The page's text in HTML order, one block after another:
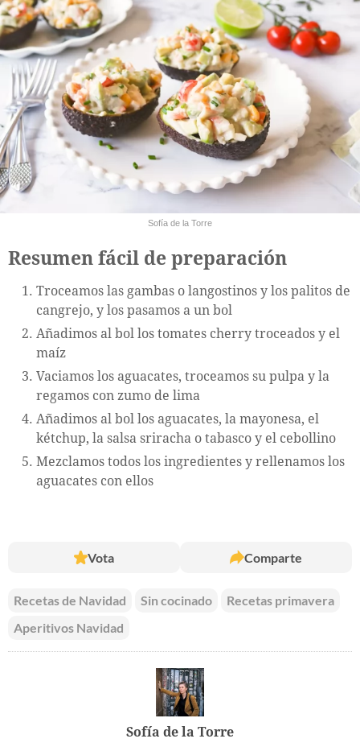
Sofía de la Torre
Resumen fácil de preparación
Troceamos las gambas o langostinos y los palitos de
cangrejo, y los pasamos a un bol
Añadimos al bol los tomates cherry troceados y el
maíz
Vaciamos los aguacates, troceamos su pulpa y la
regamos con zumo de lima
Añadimos al bol los aguacates, la mayonesa, el
kétchup, la salsa sriracha o tabasco y el cebollino
Mezclamos todos los ingredientes y rellenamos los
aguacates con ellos
Vota Comparte
Recetas de Navidad Sin cocinado
Recetas primavera
Aperitivos Navidad
Sofía de la Torre